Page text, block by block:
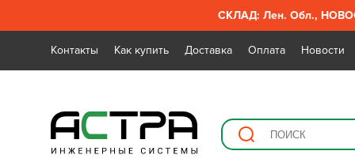
СКЛАД: Лен. Обл.,
Контакты Как купить Доставка Оплата Новости